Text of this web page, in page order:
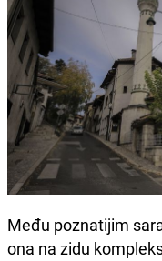
Među poznatijim
ona na zidu